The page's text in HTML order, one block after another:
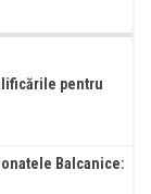
pentru
Balcanice: